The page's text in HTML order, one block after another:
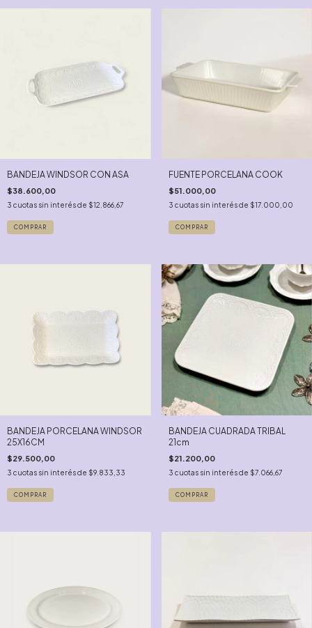
BANDEJA WINDSOR CON ASA
$38.600,00
3 cuotas sin interés de $12.866,67
FUENTE PORCELANA COOK
$51.000,00
3 cuotas sin interés de $17.000,00
BANDEJA PORCELANA WINDSOR
25X16CM
$29.500,00
3 cuotas sin interés de $9.833,33
BANDEJA CUADRADA TRIBAL
21cm
$21.200,00
3 cuotas sin interés de $7.066,67